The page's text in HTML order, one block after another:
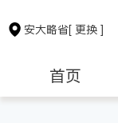
安大略省[ 更换 ]
首页